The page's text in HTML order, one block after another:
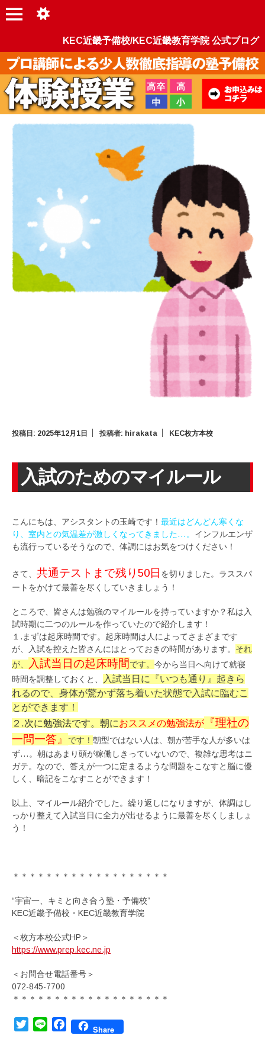
KEC近畿予備校/KEC近畿教育学院 公式ブログ
投稿日: 2025年12月1日 投稿者: hirakata KEC枚方本校
入試のためのマイルール
こんにちは、アシスタントの玉崎です！ 最近はどんどん寒くな
り、室内との気温差が激しくなってきました…。 インフルエンザ
も流行っているそうなので、体調にはお気をつけください！
さて、 共通テストまで残り50日 を切りました。ラススパ
ートをかけて最善を尽くしていきましょう！
ところで、皆さんは勉強のマイルールを持っていますか？私は入
試時期に二つのルールを作っていたので紹介します！
１.まずは起床時間です。起床時間は人によってさまざまです
が、入試を控えた皆さんにはとっておきの時間があります。 それ
が、
入試当日の起床時間です。 今から当日へ向けて就寝
時間を調整しておくと、
入試当日に『いつも通り』起きら
れるので、身体が驚かず落ち着いた状態で入試に臨むこ
とができます！
２.次に勉強法です。 朝におススメの勉強法が
『理社の
一問一答』
です！ 朝型ではない人は、朝が苦手な人が多いは
ず…。朝はあまり頭が稼働しきっていないので、複雑な思考はニ
ガテ。なので、答えが一つに定まるような問題をこなすと脳に優
しく、暗記をこなすことができます！
以上、マイルール紹介でした。繰り返しになりますが、体調はし
っかり整えて入試当日に全力が出せるように最善を尽くしましょ
う！
＊＊＊＊＊＊＊＊＊＊＊＊＊＊＊＊＊＊＊
“宇宙一、キミと向き合う塾・予備校”
KEC近畿予備校・KEC近畿教育学院
＜枚方本校公式HP＞
https://www.prep.kec.ne.jp
＜お問合せ電話番号＞
072-845-7700
＊＊＊＊＊＊＊＊＊＊＊＊＊＊＊＊＊＊＊
TwitterLine FacebookShare